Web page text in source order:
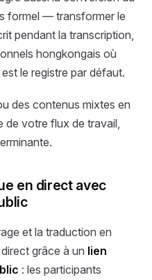
formel — transformer le
pendant la transcription,
hongkongais où
le registre par défaut.
des contenus mixtes en
de votre flux de travail,
en direct avec
et la traduction en
grâce à un lien
: les participants